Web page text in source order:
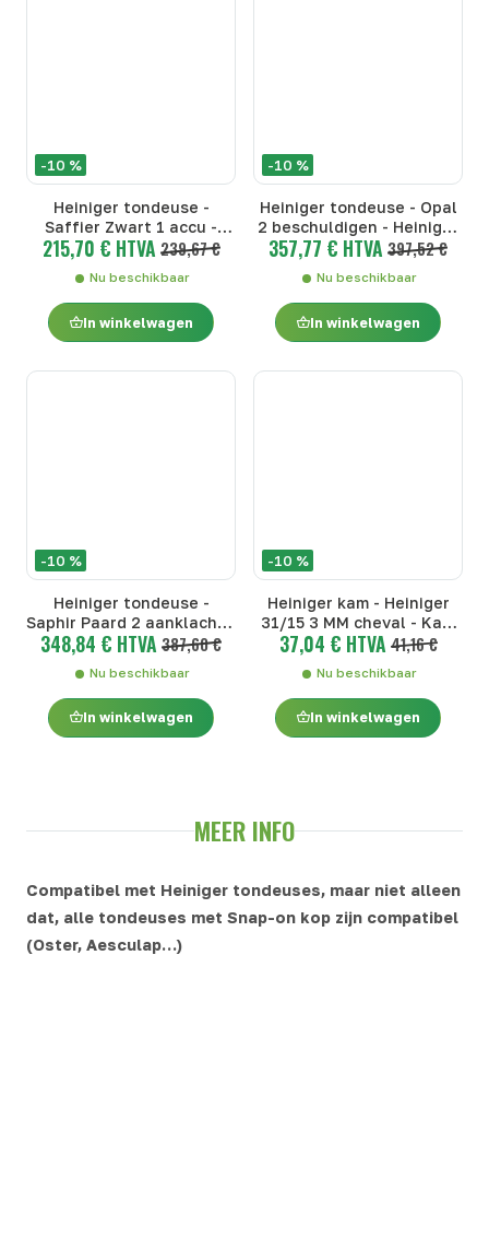
-10 %
Heiniger tondeuse -
Saffier Zwart 1 accu -
Heiniger Saphir tondeuse
- Saffier Zwart 1 accu
215,70 € HTVA 239,67 €
Nu beschikbaar
In winkelwagen
-10 %
Heiniger tondeuse - Opal
2 beschuldigen - Heiniger
Opal Tondeuse - Opal 2
357,77 € HTVA 397,52 €
Nu beschikbaar
In winkelwagen
-10 %
Heiniger tondeuse -
Saphir Paard 2 aanklacht -
Heiniger Saphir tondeuse
- Saphir Paard 2 aanklacht
348,84 € HTVA 387,60 €
Nu beschikbaar
In winkelwagen
-10 %
Heiniger kam - Heiniger
31/15 3 MM cheval - Kam
Rund Paard - Heiniger
31/15 3 MM cheval
37,04 € HTVA 41,16 €
Nu beschikbaar
In winkelwagen
MEER INFO
Compatibel met Heiniger tondeuses, maar niet alleen
dat, alle tondeuses met Snap-on kop zijn compatibel
(Oster, Aesculap…)